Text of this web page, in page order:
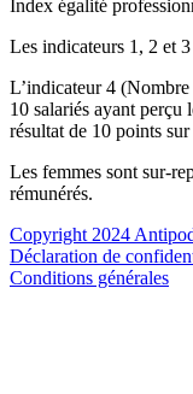
Index égalité
Les indicateurs 1, 2 et
L’indicateur 4 (Nombre
10 salariés ayant perçu
résultat de 10 points sur
Les femmes sont sur-
rémunérés.
Copyright 2024
Déclaration de
Conditions générales